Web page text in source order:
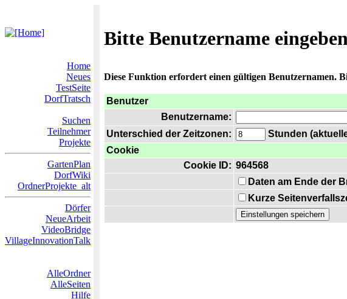
Bitte Benutzername eingeben
Home
Neues
TestSeite
DorfTratsch
Suchen
Teilnehmer
Projekte
GartenPlan
DorfWiki
OrdnerProjekte_alt
Dörfer
NeueArbeit
VideoBridge
VillageInnovationTalk
AlleOrdner
AlleSeiten
Hilfe
Diese Funktion erfordert einen gültigen Benutzernamen.
Benutzer
Benutzername:
Unterschied der Zeitzonen:
Stunden
Cookie
Cookie ID: 964568
Daten am Ende der
Kurze